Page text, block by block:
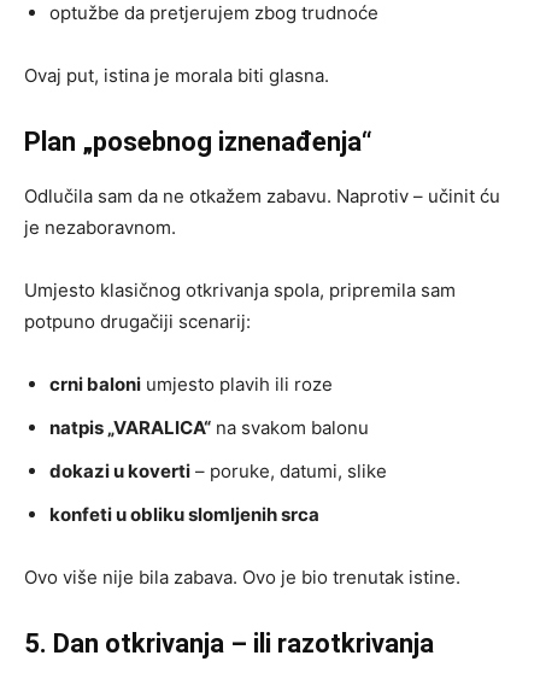
optužbe da pretjerujem zbog trudnoće
Ovaj put, istina je morala biti glasna.
Plan „posebnog iznenađenja“
Odlučila sam da ne otkažem zabavu. Naprotiv – učinit ću
je nezaboravnom.
Umjesto klasičnog otkrivanja spola, pripremila sam
potpuno drugačiji scenarij:
crni baloni umjesto plavih ili roze
natpis „VARALICA“ na svakom balonu
dokazi u koverti – poruke, datumi, slike
konfeti u obliku slomljenih srca
Ovo više nije bila zabava. Ovo je bio trenutak istine.
5. Dan otkrivanja – ili razotkrivanja